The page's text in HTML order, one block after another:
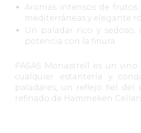
Aromas intensos de frutos
mediterráneas y elegante
Un paladar rico y sedoso,
potencia con la finura.
PASAS Monastrell es un
cualquier estantería y
paladares, un reflejo fiel del
refinado de Hammeken